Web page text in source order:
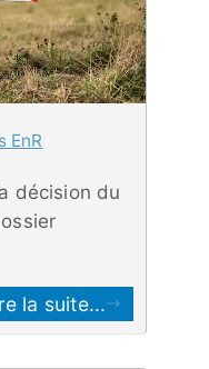
EnR
décision du
la suite...